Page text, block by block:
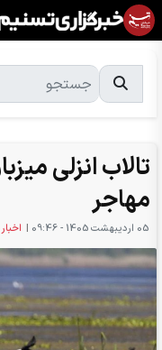
تالاب انزلی
مهاجر
05 ارديبهشت 1405 - 09:46 |